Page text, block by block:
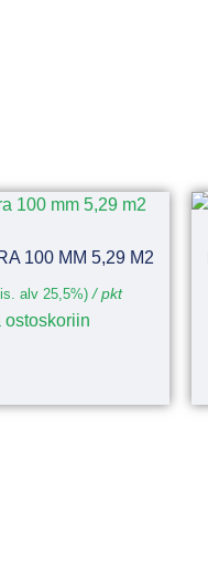
100 MM 5,29 M2
alv 25,5%) / pkt
ostoskoriin